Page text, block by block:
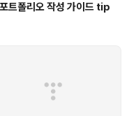
트폴리오 작성 가이드 tip